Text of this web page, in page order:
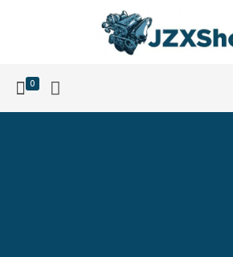
0